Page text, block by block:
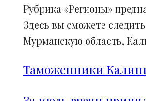
Рубрика «Регионы»
Здесь вы сможете
Мурманскую область,
Таможенники